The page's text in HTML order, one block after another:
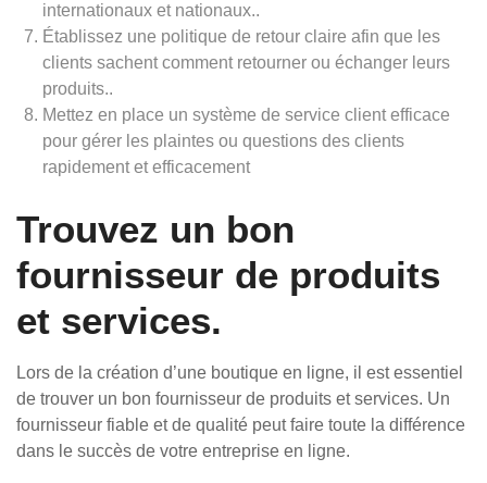
internationaux et nationaux..
Établissez une politique de retour claire afin que les
clients sachent comment retourner ou échanger leurs
produits..
Mettez en place un système de service client efficace
pour gérer les plaintes ou questions des clients
rapidement et efficacement
Trouvez un bon
fournisseur de produits
et services.
Lors de la création d’une boutique en ligne, il est essentiel
de trouver un bon fournisseur de produits et services. Un
fournisseur fiable et de qualité peut faire toute la différence
dans le succès de votre entreprise en ligne.